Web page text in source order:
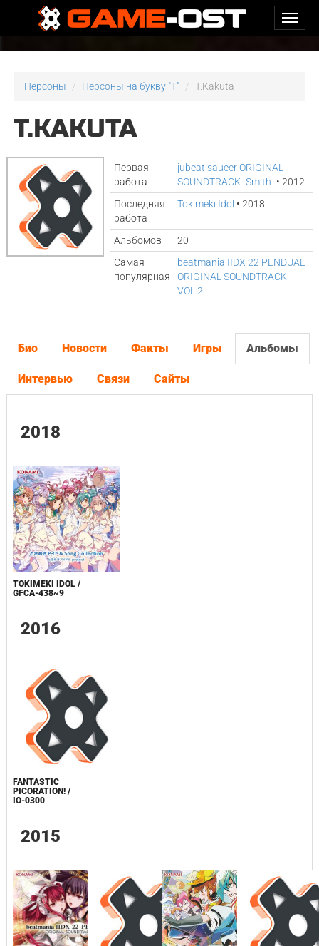
Персоны Персоны на букву "T" T.Kakuta
T.KAKUTA
Первая
работа
jubeat saucer ORIGINAL
SOUNDTRACK -Smith- • 2012
Последняя
работа
Tokimeki Idol • 2018
Альбомов
20
Самая
популярная
beatmania IIDX 22 PENDUAL
ORIGINAL SOUNDTRACK
VOL.2
Био Новости Факты Игры Альбомы
Интервью Связи Сайты
2018
TOKIMEKI IDOL /
GFCA-438~9
2016
FANTASTIC
PICORATION! /
IO-0300
2015